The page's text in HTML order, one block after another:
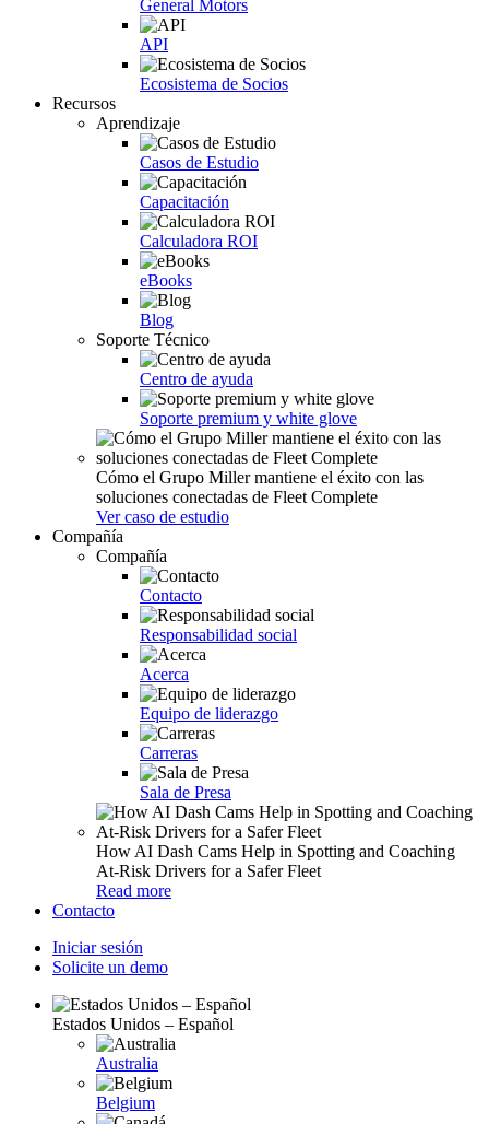
General Motors
API
Ecosistema de Socios
Recursos
Aprendizaje
Casos de Estudio
Capacitación
Calculadora ROI
eBooks
Blog
Soporte Técnico
Centro de ayuda
Soporte premium y white glove
Cómo el Grupo Miller mantiene el éxito con las
soluciones conectadas de Fleet Complete
Ver caso de estudio
Compañía
Compañía
Contacto
Responsabilidad social
Acerca
Equipo de liderazgo
Carreras
Sala de Presa
How AI Dash Cams Help in Spotting and Coaching
At-Risk Drivers for a Safer Fleet
Read more
Contacto
Iniciar sesión
Solicite un demo
Estados Unidos – Español
Australia
Belgium